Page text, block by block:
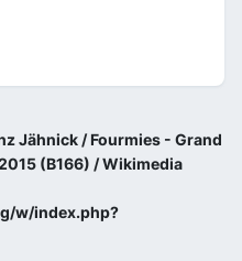
Jähnick / Fourmies - Grand
(B166) / Wikimedia
w/index.php?